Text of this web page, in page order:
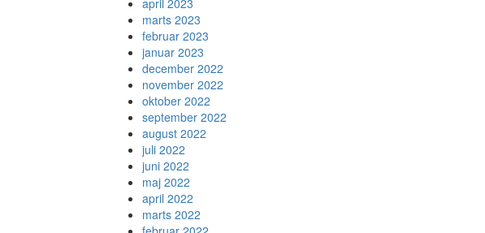
april 2023
marts 2023
februar 2023
januar 2023
december 2022
november 2022
oktober 2022
september 2022
august 2022
juli 2022
juni 2022
maj 2022
april 2022
marts 2022